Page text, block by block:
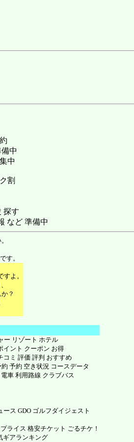
中
中
割
探す
など 準備中
す。
よ。
？
ー リゾート ホテル
イント クーポン お得
コミ 評価 評判 おすすめ
予約 空き状況 コースデータ
車 利用路線 クラブバス
ス GDO ゴルフダイジェスト
ライス 格安チケット ごるチケ！
ギアランキング